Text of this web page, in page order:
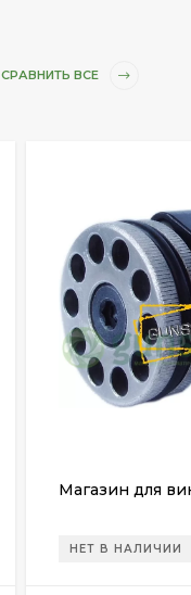
СРАВНИТЬ ВСЕ
Магазин для
НЕТ В НАЛИЧИИ